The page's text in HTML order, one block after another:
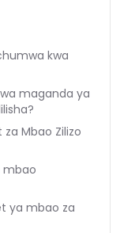
kwa
maganda ya
Mbao Zilizo
mbao
ya mbao za